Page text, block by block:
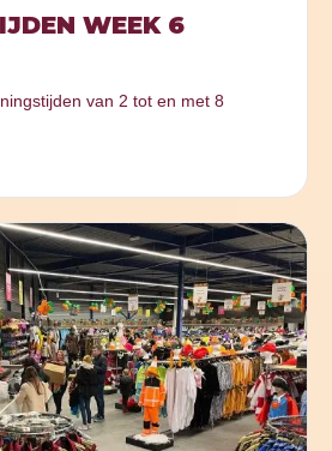
WEEK 6
van 2 tot en met 8